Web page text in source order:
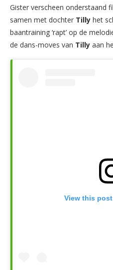
Gister verscheen onderstaand
samen met dochter Tilly het
baantraining ‘rapt’ op de
de dans-moves van Tilly aan
View this